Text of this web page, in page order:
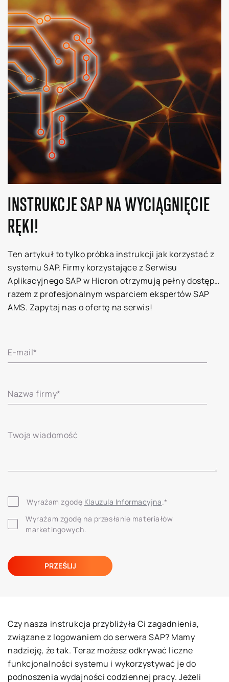
INSTRUKCJE SAP NA WYCIĄGNIĘCIE
RĘKI!
Ten artykuł to tylko próbka instrukcji jak korzystać z
systemu SAP. Firmy korzystające z Serwisu
Aplikacyjnego SAP w Hicron otrzymują pełny dostęp…
razem z profesjonalnym wsparciem ekspertów SAP
AMS. Zapytaj nas o ofertę na serwis!
E-mail*
Nazwa firmy*
Twoja wiadomość
Wyrażam zgodę Klauzula Informacyjna .*
Wyrażam zgodę na przesłanie materiałów
marketingowych.
Czy nasza instrukcja przybliżyła Ci zagadnienia,
związane z logowaniem do serwera SAP? Mamy
nadzieję, że tak. Teraz możesz odkrywać liczne
funkcjonalności systemu i wykorzystywać je do
podnoszenia wydajności codziennej pracy. Jeżeli